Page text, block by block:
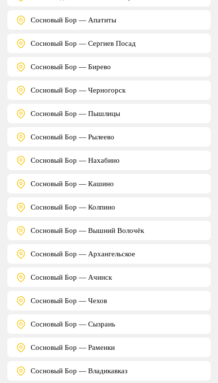
Сосновый Бор — Апатиты
Сосновый Бор — Сергиев Посад
Сосновый Бор — Бирево
Сосновый Бор — Черногорск
Сосновый Бор — Пышлицы
Сосновый Бор — Рылеево
Сосновый Бор — Нахабино
Сосновый Бор — Кашино
Сосновый Бор — Колпино
Сосновый Бор — Вышний Волочёк
Сосновый Бор — Архангельское
Сосновый Бор — Ачинск
Сосновый Бор — Чехов
Сосновый Бор — Сызрань
Сосновый Бор — Раменки
Сосновый Бор — Владикавказ